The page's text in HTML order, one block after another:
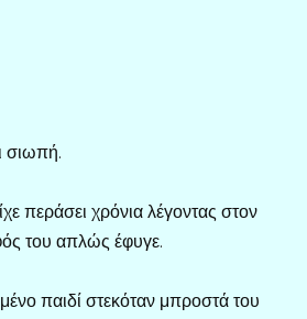
σιωπή.
περάσει χρόνια λέγοντας στον
του απλώς έφυγε.
παιδί στεκόταν μπροστά του